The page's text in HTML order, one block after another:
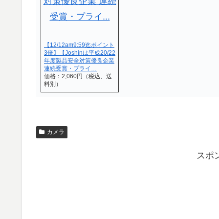
【12/12am9:59迄ポイント
3倍】【Joshinは平成20/22
年度製品安全対策優良企業
連続受賞・プライ…
価格：2,060円（税込、送
料別）
カメラ
スポ